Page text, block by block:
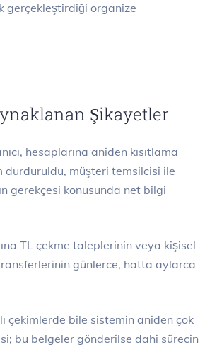
gerçekleştirdiği organize
Şikayetler
hesaplarına aniden kısıtlama
müşteri temsilcisi ile
gerekçesi konusunda net bilgi
TL çekme taleplerinin veya kişisel
günlerce, hatta aylarca
çekimlerde bile sistemin aniden çok
bu belgeler gönderilse dahi sürecin